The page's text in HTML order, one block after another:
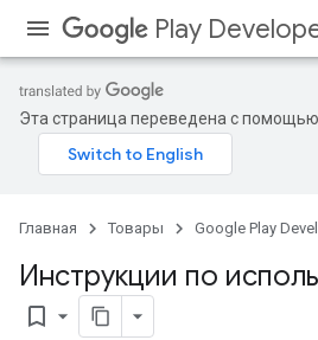
Play
Эта страница переведена с помощью
Главная Товары Google Play
Инструкции по
bookmark_border